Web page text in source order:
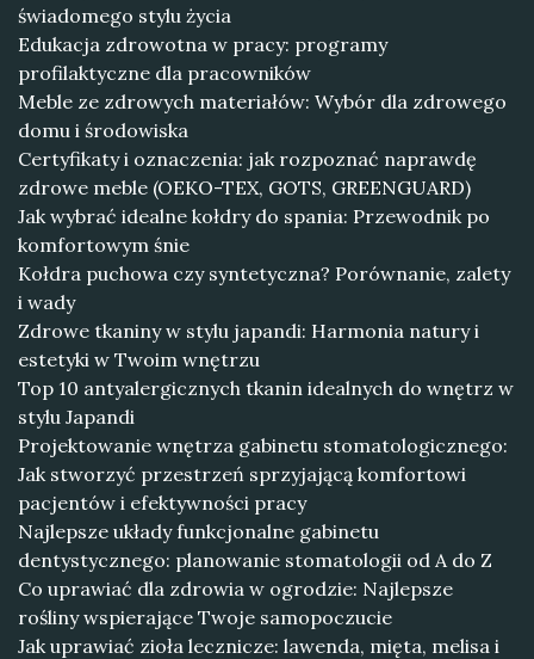
świadomego stylu życia
Edukacja zdrowotna w pracy: programy
profilaktyczne dla pracowników
Meble ze zdrowych materiałów: Wybór dla zdrowego
domu i środowiska
Certyfikaty i oznaczenia: jak rozpoznać naprawdę
zdrowe meble (OEKO-TEX, GOTS, GREENGUARD)
Jak wybrać idealne kołdry do spania: Przewodnik po
komfortowym śnie
Kołdra puchowa czy syntetyczna? Porównanie, zalety
i wady
Zdrowe tkaniny w stylu japandi: Harmonia natury i
estetyki w Twoim wnętrzu
Top 10 antyalergicznych tkanin idealnych do wnętrz w
stylu Japandi
Projektowanie wnętrza gabinetu stomatologicznego:
Jak stworzyć przestrzeń sprzyjającą komfortowi
pacjentów i efektywności pracy
Najlepsze układy funkcjonalne gabinetu
dentystycznego: planowanie stomatologii od A do Z
Co uprawiać dla zdrowia w ogrodzie: Najlepsze
rośliny wspierające Twoje samopoczucie
Jak uprawiać zioła lecznicze: lawenda, mięta, melisa i